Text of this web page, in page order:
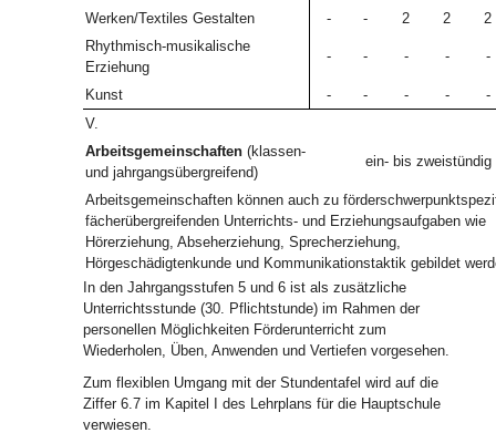
Werken/Textiles Gestalten
- - 2 2
2
Rhythmisch-musikalische
Erziehung
- - - - -
Kunst - - - -
-
V.
Arbeitsgemeinschaften (klassen-
und jahrgangsübergreifend)
ein- bis zweistündig
Arbeitsgemeinschaften können auch zu
fächerübergreifenden Unterrichts- und Erziehungsaufgaben wie
Hörerziehung, Abseherziehung, Sprecherziehung,
Hörgeschädigtenkunde und Kommunikationstaktik gebildet
In den Jahrgangsstufen 5 und 6 ist als zusätzliche
Unterrichtsstunde (30. Pflichtstunde) im Rahmen der
personellen Möglichkeiten Förderunterricht zum
Wiederholen, Üben, Anwenden und Vertiefen vorgesehen.
Zum flexiblen Umgang mit der Stundentafel wird auf die
Ziffer 6.7 im Kapitel I des Lehrplans für die Hauptschule
verwiesen.